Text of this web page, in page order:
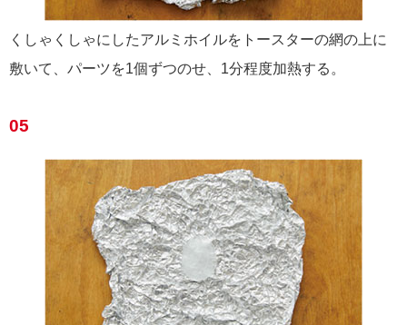
くしゃくしゃにしたアルミホイルをトースターの網の上に
敷いて、パーツを1個ずつのせ、1分程度加熱する。
05